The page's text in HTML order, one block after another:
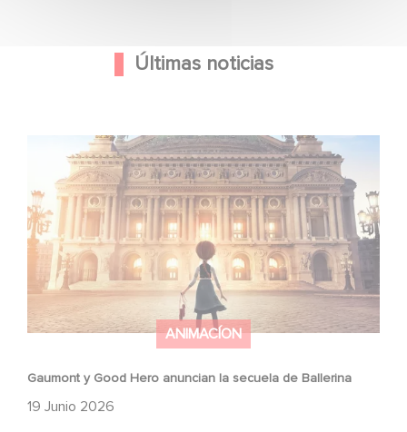
Últimas noticias
ANIMACÍON
Gaumont y Good Hero anuncian la secuela de Ballerina
19 Junio 2026
Gaumont y Good Hero anuncian la secuela de Ballerina